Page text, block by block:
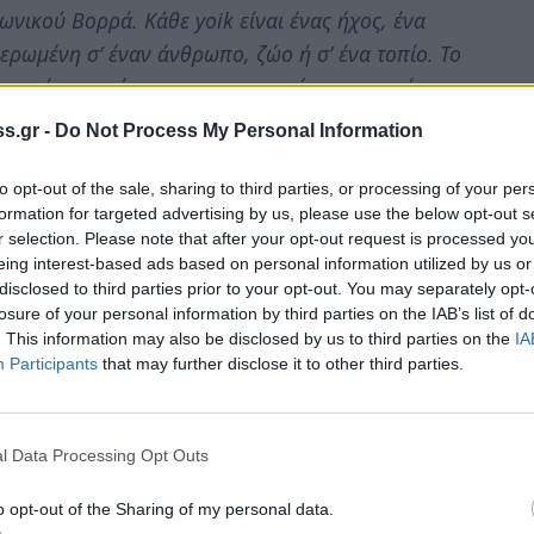
- Do Not Process My Personal Information
opt-out of the sale, sharing to third parties, or processing of your
for targeted advertising by us, please use the below opt-out
selection. Please note that after your opt-out request is processed
interest-based ads based on personal information utilized by us
to third parties prior to your opt-out. You may separately
of your personal information by third parties on the IAB’s list of
This information may also be disclosed by us to third parties on the
Participants that may further disclose it to other third parties.
Data Processing Opt Outs
opt-out of the Sharing of my personal data.
Βορρά. Κάθε yoik είναι ένας ήχος, ένα
σ’ έναν άνθρωπο, ζώο ή σ’ ένα τοπίο. Το
αναφέρεται, χρησιμοποιώντας τους ήχους
μουσικής την αύρα ανθρώπων και
στον υλικό, σύγχρονο κόσμο,
υλικά, κάτι από την ψυχή του ορεινού
επικεφαλής αρχιτέκτονας του
την απορία για το ιδιαίτερο αυτό όνομα
δρόμο, εντάσσεται έτσι με το χαμηλό
εντυπωσιακό το γεγονός ότι ακόμη και
σπίτι δεν χάνεται η συνολική θέα του